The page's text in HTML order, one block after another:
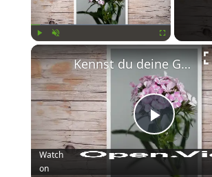
Fullscreen
Play
Kennst du deine Geburtsblume?
Watch
on